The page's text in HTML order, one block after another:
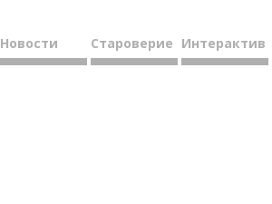
Новости Староверие Интерактив